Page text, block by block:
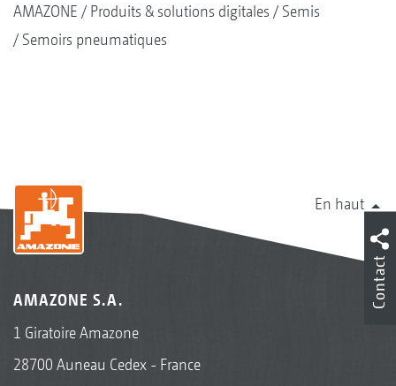
AMAZONE Produits & solutions digitales
Semis
Semoirs pneumatiques
En haut
AMAZONE S.A.
1 Giratoire Amazone
28700 Auneau Cedex - France
Contact